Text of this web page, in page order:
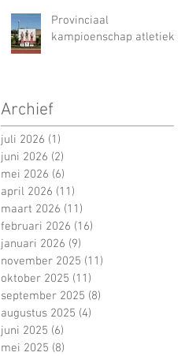
Provinciaal
kampioenschap atletiek
Archief
juli 2026 (1)
juni 2026 (2)
mei 2026 (6)
april 2026 (11)
maart 2026 (11)
februari 2026 (16)
januari 2026 (9)
november 2025 (11)
oktober 2025 (11)
september 2025 (8)
augustus 2025 (4)
juni 2025 (6)
mei 2025 (8)